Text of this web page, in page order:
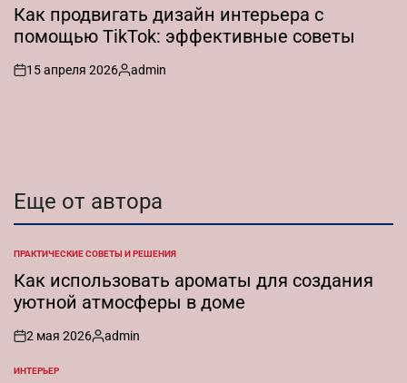
ВКак продвигать дизайн интерьера с
помощью TikTok: эффективные советы
on
15 апреля 2026
Запись
admin
Еще от автора
ОПУБЛИКОВАНО
В
ПРАКТИЧЕСКИЕ СОВЕТЫ И РЕШЕНИЯ
Как использовать ароматы для создания
уютной атмосферы в доме
on
2 мая 2026
Запись
admin
ОПУБЛИКОВАНО
ИНТЕРЬЕР